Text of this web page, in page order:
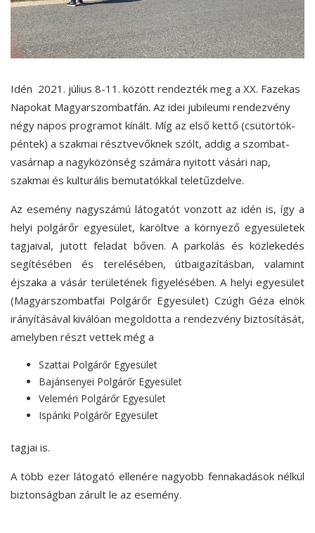
Idén 2021. július 8-11. között rendezték meg a XX. Fazekas
Napokat Magyarszombatfán. Az idei jubileumi rendezvény
négy napos programot kínált. Míg az első kettő (csütörtök-
péntek) a szakmai résztvevőknek szólt, addig a szombat-
vasárnap a nagyközönség számára nyitott vásári nap,
szakmai és kulturális bemutatókkal teletűzdelve.
Az esemény nagyszámú látogatót vonzott az idén is, így a
helyi polgárőr egyesület, karöltve a környező egyesületek
tagjaival, jutott feladat bőven. A parkolás és közlekedés
segítésében és terelésében, útbaigazításban, valamint
éjszaka a vásár területének figyelésében. A helyi egyesület
(Magyarszombatfai Polgárőr Egyesület) Czúgh Géza elnök
irányításával kiválóan megoldotta a rendezvény biztosítását,
amelyben részt vettek még a
Szattai Polgárőr Egyesület
Bajánsenyei Polgárőr Egyesület
Veleméri Polgárőr Egyesület
Ispánki Polgárőr Egyesület
tagjai is.
A több ezer látogató ellenére nagyobb fennakadások nélkül
biztonságban zárult le az esemény.